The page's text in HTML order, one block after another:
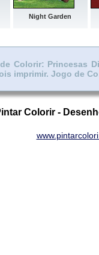
Night Garden
Colorir: Princesas
imprimir. Jogo de
Colorir -